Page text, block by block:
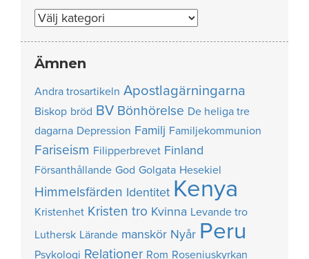
Nummer
Ämnen
Andra trosartikeln Apostlagärningarna
Biskop bröd BV Bönhörelse De heliga tre
dagarna Depression Familj Familjekommunion
Fariseism Filipperbrevet Finland
Försanthållande God Golgata Hesekiel
Himmelsfärden Identitet Kenya
Kristenhet Kristen tro Kvinna Levande tro
Luthersk Lärande manskör Nyår Peru
Psykologi Relationer Rom Roseniuskyrkan